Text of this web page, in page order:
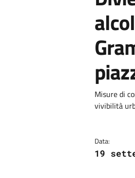
Misure di
vivibilità
Data:
19